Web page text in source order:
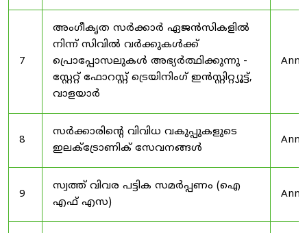
7
അംഗീകൃത സർക്കാർ ഏജൻസികളിൽ
നിന്ന് സിവിൽ വർക്കുകൾക്ക്
പ്രൊപ്പോസലുകൾ അഭ്യർത്ഥിക്കുന്നു -
സ്റ്റേറ്റ് ഫോറസ്റ്റ് ട്രെയിനിംഗ് ഇൻസ്റ്റിറ്റ്യൂട്ട്,
വാളയാർ
8
സർക്കാരിന്റെ വിവിധ വകുപ്പുകളുടെ
ഇലക്ട്രോണിക് സേവനങ്ങൾ
9
സ്വത്ത് വിവര പട്ടിക സമർപ്പണം (ഐ
എഫ് എസ)